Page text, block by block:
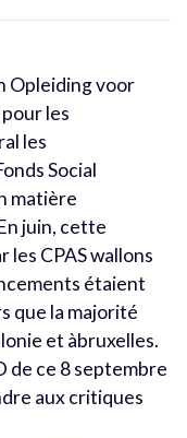
Opleiding voor
les
les
Social
matière
juin, cette
les CPAS wallons
étaient
que la majorité
et àbruxelles.
de ce 8 septembre
aux critiques